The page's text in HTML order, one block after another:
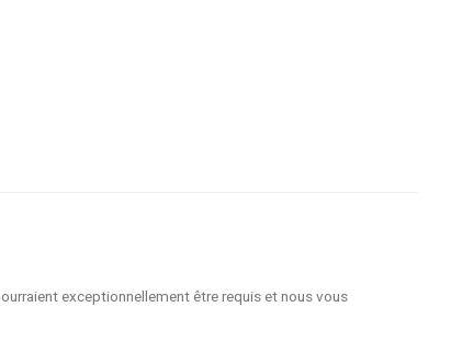
exceptionnellement être requis et nous vous